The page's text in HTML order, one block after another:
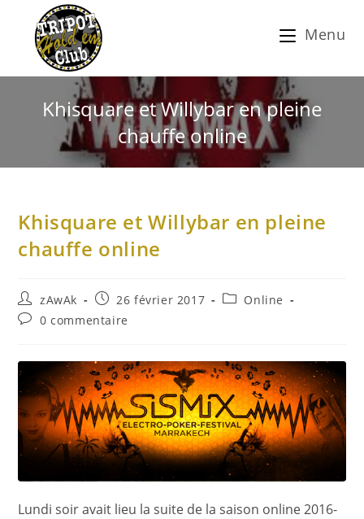
Menu
Khisquare et Willybar en pleine
chauffe online
Khisquare et Willybar en pleine
chauffe online
zAwAk 26 février 2017
Online
0 commentaire
Lundi soir avait lieu la suite de la saison online 2016-